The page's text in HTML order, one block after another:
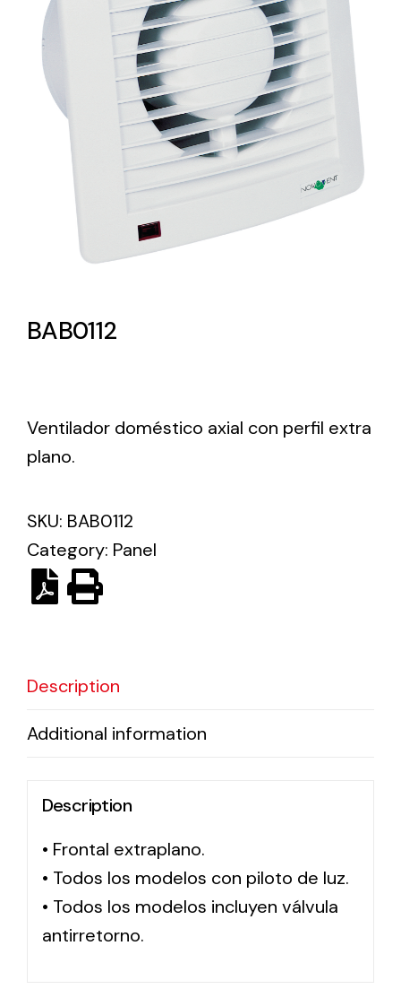
Lighting and Electrical
Equipment
Complete solutions in lighting and electrical
material for each project and need
ventilación industriales
Ventilation
meant a greater offer of ventilation products for
different uses
Iluminación Solar
de necesidades.
Solar lighting
Variety of solar solutions for all kinds of needs.
BAB0112
Ventilador doméstico axial con perfil extra
plano.
SKU: BAB0112
Category: Panel
Description
Additional information
Description
• Frontal extraplano.
• Todos los modelos con piloto de luz.
• Todos los modelos incluyen válvula
antirretorno.